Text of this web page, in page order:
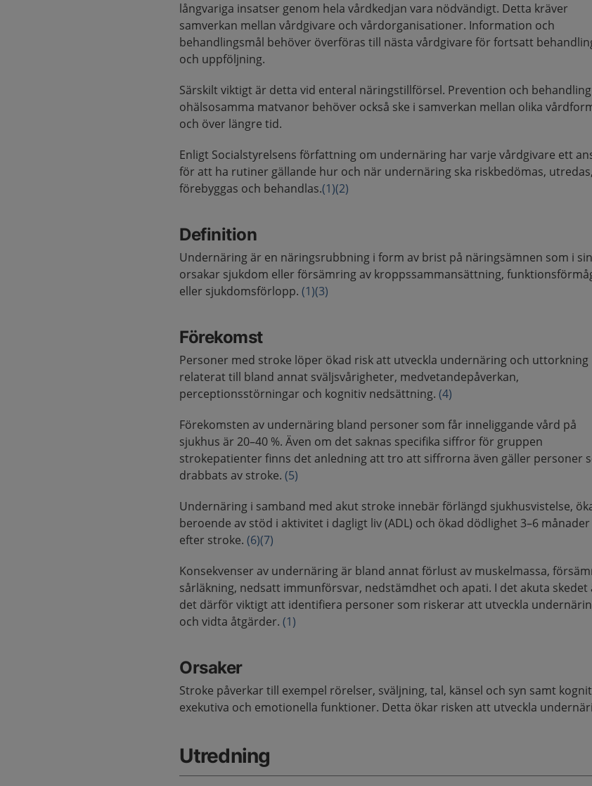
långvariga insatser genom hela vårdkedjan vara nödvändigt. Detta kräver
samverkan mellan vårdgivare och vårdorganisationer. Information och
behandlingsmål behöver överföras till nästa vårdgivare för fortsatt
och uppföljning.
Särskilt viktigt är detta vid enteral näringstillförsel. Prevention och
ohälsosamma matvanor behöver också ske i samverkan mellan olika
och över längre tid.
Enligt Socialstyrelsens författning om undernäring har varje vårdgivare ett
för att ha rutiner gällande hur och när undernäring ska riskbedömas, utredas,
förebyggas och behandlas.(1)(2)
Definition
Undernäring är en näringsrubbning i form av brist på näringsämnen som i
orsakar sjukdom eller försämring av kroppssammansättning,
eller sjukdomsförlopp.(1)(3)
Förekomst
Personer med stroke löper ökad risk att utveckla undernäring och uttorkning
relaterat till bland annat sväljsvårigheter, medvetandepåverkan,
perceptionsstörningar och kognitiv nedsättning.(4)
Förekomsten av undernäring bland personer som får inneliggande vård på
sjukhus är 20–40 %. Även om det saknas specifika siffror för gruppen
strokepatienter finns det anledning att tro att siffrorna även gäller personer
drabbats av stroke.(5)
Undernäring i samband med akut stroke innebär förlängd sjukhusvistelse,
beroende av stöd i aktivitet i dagligt liv (ADL) och ökad dödlighet 3–6 månader
efter stroke.(6)(7)
Konsekvenser av undernäring är bland annat förlust av muskelmassa,
sårläkning, nedsatt immunförsvar, nedstämdhet och apati. I det akuta skedet
det därför viktigt att identifiera personer som riskerar att utveckla
och vidta åtgärder.(1)
Orsaker
Stroke påverkar till exempel rörelser, sväljning, tal, känsel och syn samt
exekutiva och emotionella funktioner. Detta ökar risken att utveckla
Utredning